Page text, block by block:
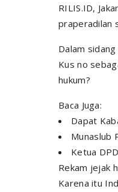
RILIS.ID,
praperadilan
Dalam
Kus no
hukum?
Baca Juga:
Dapat
Munaslub
Ketua
Rekam jejak
Karena itu